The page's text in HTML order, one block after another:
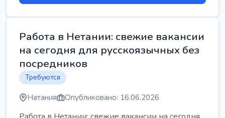
Работа в Нетании: свежие вакансии
на сегодня для русскоязычных без
посредников
Требуются
Натания Опубликовано: 16.06.2026